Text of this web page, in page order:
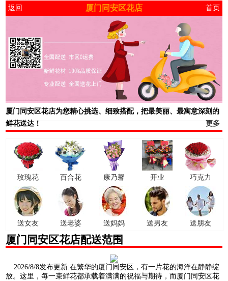
返回 厦门同安区花店 首页
厦门同安区花店为您精心挑选、细致搭配，把最美丽、最寓意深刻的
鲜花送达！
更多
玫瑰花 百合花 康乃馨 开业 巧克力
送女友 送老婆 送妈妈 送男友 送朋友
厦门同安区花店配送范围
2026/8/8发布更新:在繁华的厦门同安区，有一片花的海洋在静静绽
放。这里，每一束鲜花都承载着满满的祝福与期待，而厦门同安区花